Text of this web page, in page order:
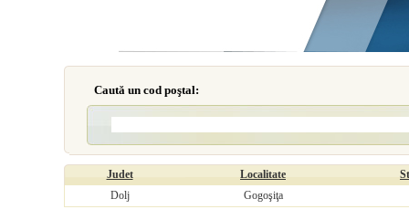
Caută un cod poştal:
Judet Localitate
Dolj
Gogoşiţa